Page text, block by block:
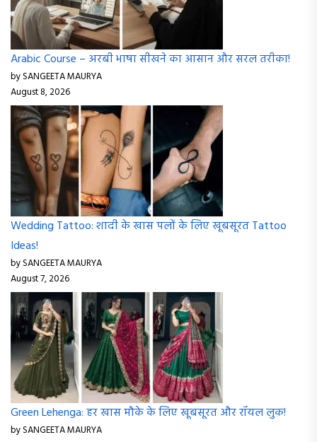
Arabic Course – अरबी भाषा सीखने का आसान और सरल तरीका!
by SANGEETA MAURYA
August 8, 2026
Wedding Tattoo: शादी के खास पलों के लिए खूबसूरत Tattoo
Ideas!
by SANGEETA MAURYA
August 7, 2026
Green Lehenga: हर खास मौके के लिए खूबसूरत और रॉयल लुक!
by SANGEETA MAURYA